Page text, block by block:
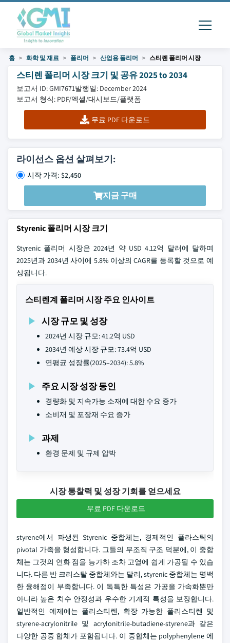
홈 화학 및 재료 폴리머 산업용 폴리머 스티렌 폴리머 시장
스티렌 폴리머 시장 크기 및 공유 2025 to 2034
보고서 ID: GMI7671발행일: December 2024
보고서 형식: PDF/엑셀/대시보드/플랫폼
무료 PDF 다운로드
라이선스 옵션 살펴보기:
시작 가격: $2,450
지금 구매
Styrenic 폴리머 시장 크기
Styrenic 폴리머 시장은 2024년 약 USD 4.12억 달러에 달하며
2025년과 2034년 사이에 5.8% 이상의 CAGR를 등록할 것으로 예
상됩니다.
스티렌계 폴리머 시장 주요 인사이트
시장 규모 및 성장
2024년 시장 규모: 41.2억 USD
2034년 예상 시장 규모: 73.4억 USD
연평균 성장률(2025–2034): 5.8%
주요 시장 성장 동인
경량화 및 지속가능 소재에 대한 수요 증가
소비재 및 포장재 수요 증가
과제
환경 문제 및 규제 압박
시장 통찰력 및 성장 기회를 얻으세요
무료 PDF 다운로드
styrene에서 파생된 Styrenic 중합체는, 경제적인 플라스틱의
pivotal 가족을 형성합니다. 그들의 무조직 구조 덕분에, 이 중합
체는 그것의 연화 점을 능가하 조차 고열에 쉽게 가공될 수 있습
니다. 다른 반 크리스탈 중합체와는 달리, styrenic 중합체는 명백
한 융해점이 부족합니다. 이 독특한 특성은 가공을 가속화뿐만
아니라 높은 치수 안정성과 우수한 기계적 특성을 보장합니다.
일반적인 예제에는 폴리스티렌, 확장 가능한 폴리스티렌 및
styrene-acrylonitrile 및 acrylonitrile-butadiene-styrene과 같은
다양한 공중 합체가 포함됩니다. 이 중합체는 polyphenylene 에